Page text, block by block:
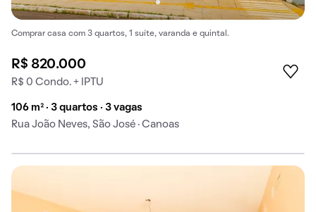
Comprar casa com 3 quartos, 1 suíte, varanda e quintal.
R$ 820.000
R$ 0 Condo. + IPTU
106 m² · 3 quartos · 3 vagas
Rua João Neves, São José · Canoas